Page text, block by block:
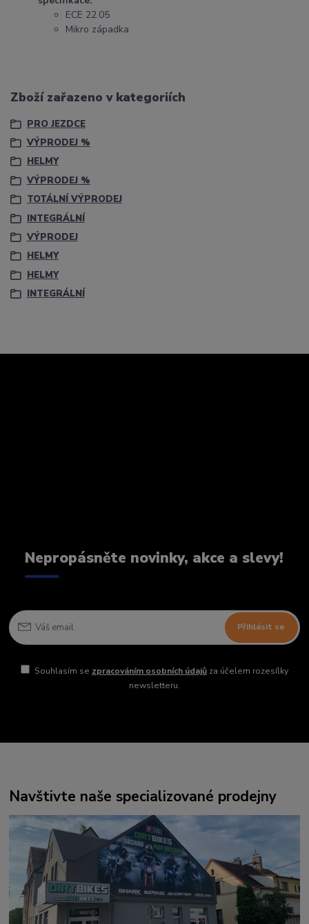
ECE 22.05
Mikro západka
Zboží zařazeno v kategoriích
PRO JEZDCE
VÝPRODEJ %
HELMY
VÝPRODEJ %
TOTÁLNÍ VÝPRODEJ
INTEGRÁLNÍ
VÝPRODEJ
HELMY
HELMY
INTEGRÁLNÍ
Nepropásněte novinky, akce a slevy!
Přihlásit se
Souhlasím se zpracováním osobních údajůza účelem rozesílky
newsletteru.
Navštivte naše specializované prodejny